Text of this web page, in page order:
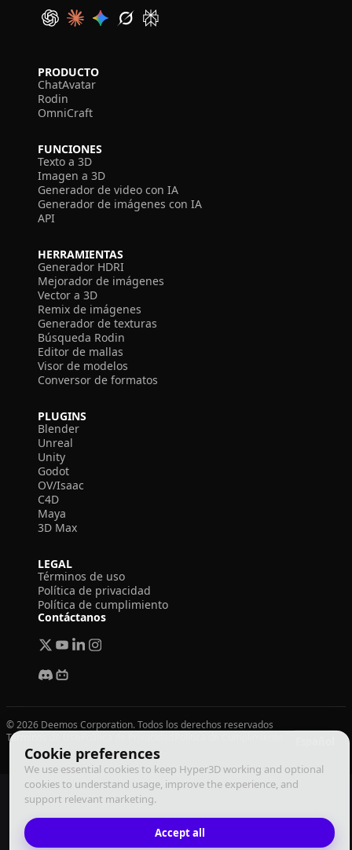
Cookie preferences
We use essential cookies to keep Hyper3D working and optional
cookies to understand usage, improve the experience, and
support relevant marketing.
Accept all
PRODUCTO
ChatAvatar
Rodin
OmniCraft
FUNCIONES
Texto a 3D
Imagen a 3D
Generador de video con IA
Generador de imágenes con IA
API
HERRAMIENTAS
Generador HDRI
Mejorador de imágenes
Vector a 3D
Remix de imágenes
Generador de texturas
Búsqueda Rodin
Editor de mallas
Visor de modelos
Conversor de formatos
PLUGINS
Blender
Unreal
Unity
Godot
OV/Isaac
C4D
Maya
3D Max
LEGAL
Términos de uso
Política de privacidad
Política de cumplimiento
Contáctanos
© 2026 Deemos Corporation. Todos los derechos reservados
Términos de Uso